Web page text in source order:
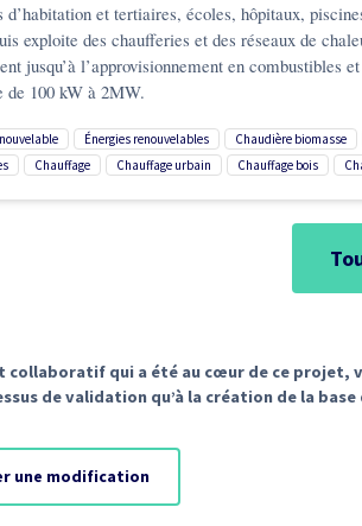
d’habitation et tertiaires, écoles, hôpitaux,
exploite des chaufferies et des réseaux de
jusqu’à l’approvisionnement en combustibles
de 100 kW à 2MW.
énergies renouvelables chaudière biomasse
chauffage chauffage urbain chauffage bois
collaboratif qui a été au cœur de ce projet,
de validation qu’à la création de la base
une modification